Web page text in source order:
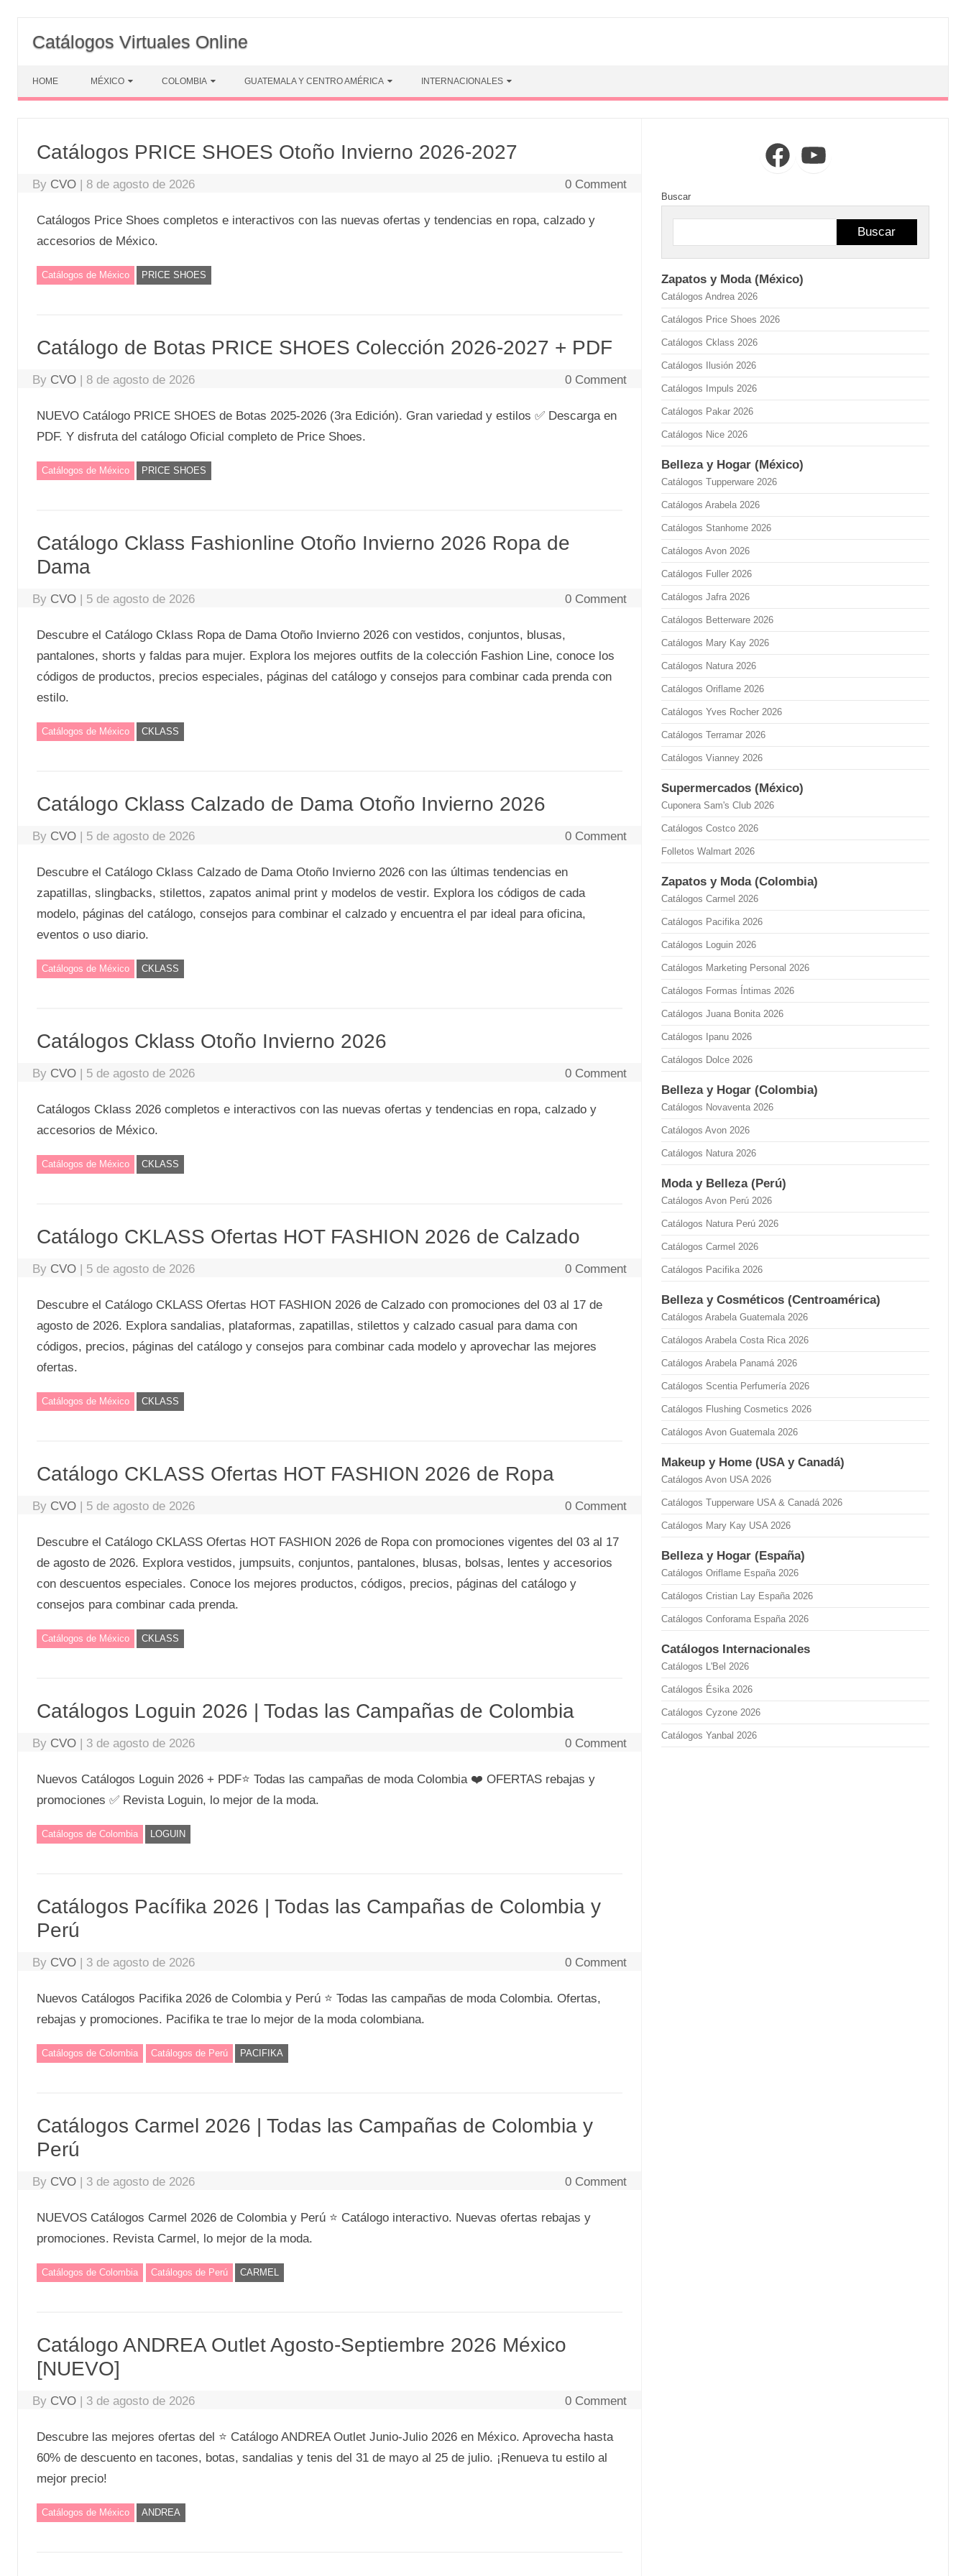
content
Catálogos Virtuales Online
HOME MÉXICO COLOMBIA GUATEMALA Y CENTRO AMÉRICA INTERNACIONALES
Catálogos PRICE SHOES Otoño Invierno 2026-2027
By CVO | 8 de agosto de 2026 0 Comment
Catálogos Price Shoes completos e interactivos con las nuevas ofertas y tendencias en ropa, calzado y
accesorios de México.
Catálogos de México PRICE SHOES
Catálogo de Botas PRICE SHOES Colección 2026-2027 + PDF
By CVO | 8 de agosto de 2026 0 Comment
NUEVO Catálogo PRICE SHOES de Botas 2025-2026 (3ra Edición). Gran variedad y estilos ✅ Descarga en
PDF. Y disfruta del catálogo Oficial completo de Price Shoes.
Catálogos de México PRICE SHOES
Catálogo Cklass Fashionline Otoño Invierno 2026 Ropa de
Dama
By CVO | 5 de agosto de 2026 0 Comment
Descubre el Catálogo Cklass Ropa de Dama Otoño Invierno 2026 con vestidos, conjuntos, blusas,
pantalones, shorts y faldas para mujer. Explora los mejores outfits de la colección Fashion Line, conoce los
códigos de productos, precios especiales, páginas del catálogo y consejos para combinar cada prenda con
estilo.
Catálogos de México CKLASS
Catálogo Cklass Calzado de Dama Otoño Invierno 2026
By CVO | 5 de agosto de 2026 0 Comment
Descubre el Catálogo Cklass Calzado de Dama Otoño Invierno 2026 con las últimas tendencias en
zapatillas, slingbacks, stilettos, zapatos animal print y modelos de vestir. Explora los códigos de cada
modelo, páginas del catálogo, consejos para combinar el calzado y encuentra el par ideal para oficina,
eventos o uso diario.
Catálogos de México CKLASS
Catálogos Cklass Otoño Invierno 2026
By CVO | 5 de agosto de 2026 0 Comment
Catálogos Cklass 2026 completos e interactivos con las nuevas ofertas y tendencias en ropa, calzado y
accesorios de México.
Catálogos de México CKLASS
Catálogo CKLASS Ofertas HOT FASHION 2026 de Calzado
By CVO | 5 de agosto de 2026 0 Comment
Descubre el Catálogo CKLASS Ofertas HOT FASHION 2026 de Calzado con promociones del 03 al 17 de
agosto de 2026. Explora sandalias, plataformas, zapatillas, stilettos y calzado casual para dama con
códigos, precios, páginas del catálogo y consejos para combinar cada modelo y aprovechar las mejores
ofertas.
Catálogos de México CKLASS
Catálogo CKLASS Ofertas HOT FASHION 2026 de Ropa
By CVO | 5 de agosto de 2026 0 Comment
Descubre el Catálogo CKLASS Ofertas HOT FASHION 2026 de Ropa con promociones vigentes del 03 al 17
de agosto de 2026. Explora vestidos, jumpsuits, conjuntos, pantalones, blusas, bolsas, lentes y accesorios
con descuentos especiales. Conoce los mejores productos, códigos, precios, páginas del catálogo y
consejos para combinar cada prenda.
Catálogos de México CKLASS
Catálogos Loguin 2026 | Todas las Campañas de Colombia
By CVO | 3 de agosto de 2026 0 Comment
Nuevos Catálogos Loguin 2026 + PDF⭐ Todas las campañas de moda Colombia ❤️ OFERTAS rebajas y
promociones ✅ Revista Loguin, lo mejor de la moda.
Catálogos de Colombia LOGUIN
Catálogos Pacífika 2026 | Todas las Campañas de Colombia y
Perú
By CVO | 3 de agosto de 2026 0 Comment
Nuevos Catálogos Pacifika 2026 de Colombia y Perú ⭐ Todas las campañas de moda Colombia. Ofertas,
rebajas y promociones. Pacifika te trae lo mejor de la moda colombiana.
Catálogos de Colombia Catálogos de Perú PACIFIKA
Catálogos Carmel 2026 | Todas las Campañas de Colombia y
Perú
By CVO | 3 de agosto de 2026 0 Comment
NUEVOS Catálogos Carmel 2026 de Colombia y Perú ⭐ Catálogo interactivo. Nuevas ofertas rebajas y
promociones. Revista Carmel, lo mejor de la moda.
Catálogos de Colombia Catálogos de Perú CARMEL
Catálogo ANDREA Outlet Agosto-Septiembre 2026 México
[NUEVO]
By CVO | 3 de agosto de 2026 0 Comment
Descubre las mejores ofertas del ⭐ Catálogo ANDREA Outlet Junio-Julio 2026 en México. Aprovecha hasta
60% de descuento en tacones, botas, sandalias y tenis del 31 de mayo al 25 de julio. ¡Renueva tu estilo al
mejor precio!
Catálogos de México ANDREA
FacebookYouTube
Buscar
Buscar
Zapatos y Moda (México)
Catálogos Andrea 2026
Catálogos Price Shoes 2026
Catálogos Cklass 2026
Catálogos Ilusión 2026
Catálogos Impuls 2026
Catálogos Pakar 2026
Catálogos Nice 2026
Belleza y Hogar (México)
Catálogos Tupperware 2026
Catálogos Arabela 2026
Catálogos Stanhome 2026
Catálogos Avon 2026
Catálogos Fuller 2026
Catálogos Jafra 2026
Catálogos Betterware 2026
Catálogos Mary Kay 2026
Catálogos Natura 2026
Catálogos Oriflame 2026
Catálogos Yves Rocher 2026
Catálogos Terramar 2026
Catálogos Vianney 2026
Supermercados (México)
Cuponera Sam's Club 2026
Catálogos Costco 2026
Folletos Walmart 2026
Zapatos y Moda (Colombia)
Catálogos Carmel 2026
Catálogos Pacifika 2026
Catálogos Loguin 2026
Catálogos Marketing Personal 2026
Catálogos Formas Íntimas 2026
Catálogos Juana Bonita 2026
Catálogos Ipanu 2026
Catálogos Dolce 2026
Belleza y Hogar (Colombia)
Catálogos Novaventa 2026
Catálogos Avon 2026
Catálogos Natura 2026
Moda y Belleza (Perú)
Catálogos Avon Perú 2026
Catálogos Natura Perú 2026
Catálogos Carmel 2026
Catálogos Pacifika 2026
Belleza y Cosméticos (Centroamérica)
Catálogos Arabela Guatemala 2026
Catálogos Arabela Costa Rica 2026
Catálogos Arabela Panamá 2026
Catálogos Scentia Perfumería 2026
Catálogos Flushing Cosmetics 2026
Catálogos Avon Guatemala 2026
Makeup y Home (USA y Canadá)
Catálogos Avon USA 2026
Catálogos Tupperware USA & Canadá 2026
Catálogos Mary Kay USA 2026
Belleza y Hogar (España)
Catálogos Oriflame España 2026
Catálogos Cristian Lay España 2026
Catálogos Conforama España 2026
Catálogos Internacionales
Catálogos L'Bel 2026
Catálogos Ésika 2026
Catálogos Cyzone 2026
Catálogos Yanbal 2026